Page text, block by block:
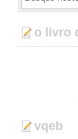
o livro
vqeb